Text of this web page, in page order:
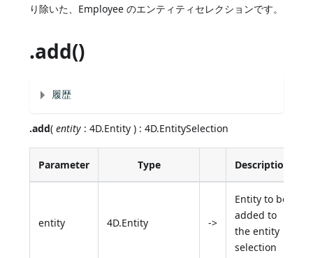
り除いた、Employee のエンティティセレクションです。
.add()
履歴
.add(entity : 4D.Entity ) : 4D.EntitySelection
Parameter Type Description
entity 4D.Entity ->
Entity to be
added to
the entity
selection